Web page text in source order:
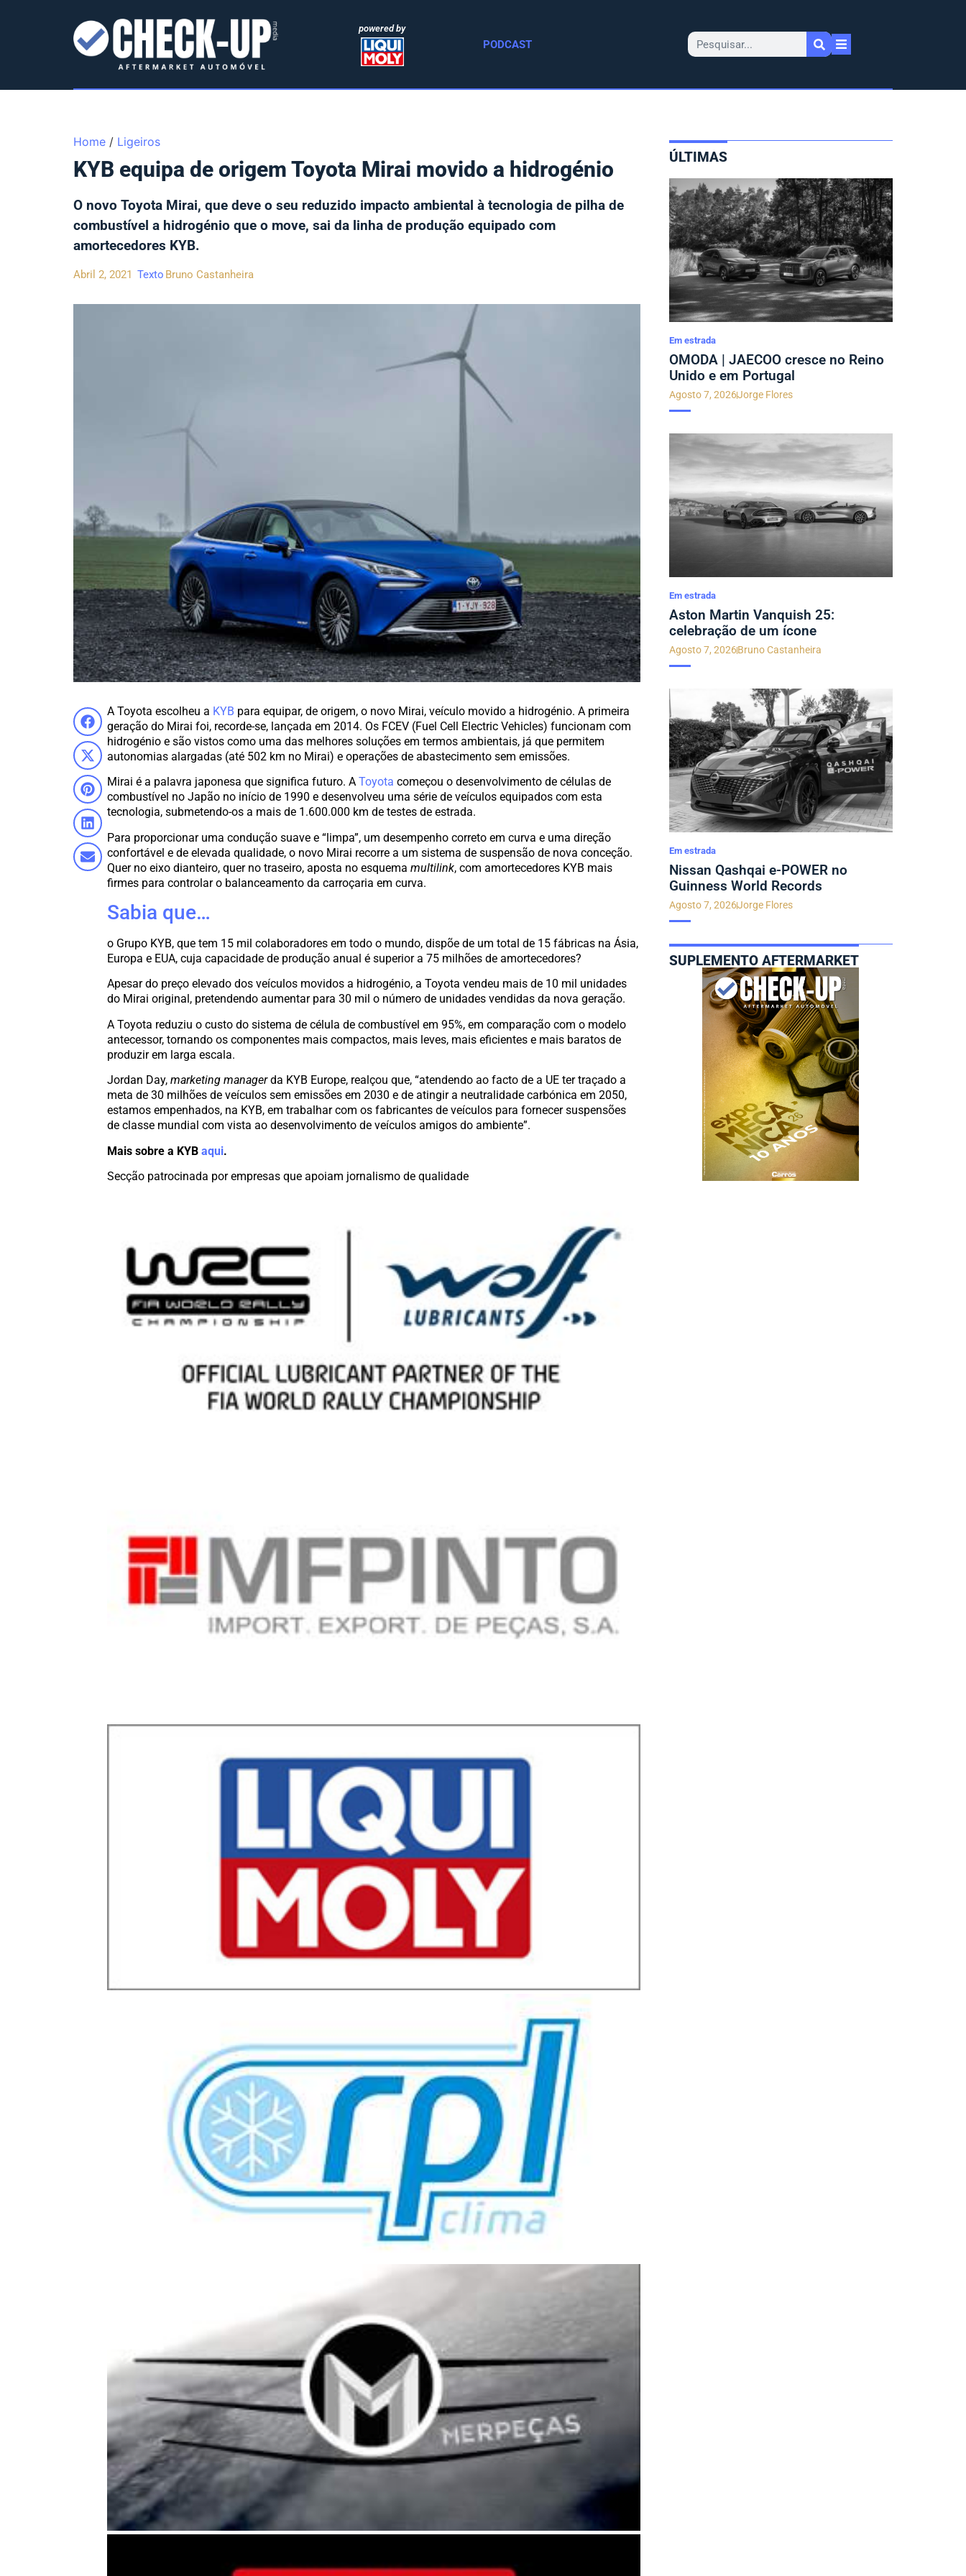
powered by
PODCAST
Home / Ligeiros
KYB equipa de origem Toyota Mirai movido a hidrogénio
O novo Toyota Mirai, que deve o seu reduzido impacto ambiental à tecnologia de pilha de
combustível a hidrogénio que o move, sai da linha de produção equipado com
amortecedores KYB.
Abril 2, 2021 Texto Bruno Castanheira
A Toyota escolheu a KYB para equipar, de origem, o novo Mirai, veículo movido a hidrogénio. A primeira
geração do Mirai foi, recorde-se, lançada em 2014. Os FCEV (Fuel Cell Electric Vehicles) funcionam com
hidrogénio e são vistos como uma das melhores soluções em termos ambientais, já que permitem
autonomias alargadas (até 502 km no Mirai) e operações de abastecimento sem emissões.
Mirai é a palavra japonesa que significa futuro. AToyota começou o desenvolvimento de células de
combustível no Japão no início de 1990 e desenvolveu uma série de veículos equipados com esta
tecnologia, submetendo-os a mais de 1.600.000 km de testes de estrada.
Para proporcionar uma condução suave e “limpa”, um desempenho correto em curva e uma direção
confortável e de elevada qualidade, o novo Mirai recorre a um sistema de suspensão de nova conceção.
Quer no eixo dianteiro, quer no traseiro, aposta no esquemamultilink, com amortecedores KYB mais
firmes para controlar o balanceamento da carroçaria em curva.
Sabia que…
o Grupo KYB, que tem 15 mil colaboradores em todo o mundo, dispõe de um total de 15 fábricas na Ásia,
Europa e EUA, cuja capacidade de produção anual é superior a 75 milhões de amortecedores?
Apesar do preço elevado dos veículos movidos a hidrogénio, a Toyota vendeu mais de 10 mil unidades
do Mirai original, pretendendo aumentar para 30 mil o número de unidades vendidas da nova geração.
A Toyota reduziu o custo do sistema de célula de combustível em 95%, em comparação com o modelo
antecessor, tornando os componentes mais compactos, mais leves, mais eficientes e mais baratos de
produzir em larga escala.
Jordan Day,marketing managerda KYB Europe, realçou que, “atendendo ao facto de a UE ter traçado a
meta de 30 milhões de veículos sem emissões em 2030 e de atingir a neutralidade carbónica em 2050,
estamos empenhados, na KYB, em trabalhar com os fabricantes de veículos para fornecer suspensões
de classe mundial com vista ao desenvolvimento de veículos amigos do ambiente”.
Mais sobre a KYBaqui.
Secção patrocinada por empresas que apoiam jornalismo de qualidade
ÚLTIMAS
Em estrada
OMODA | JAECOO cresce no Reino
Unido e em Portugal
Agosto 7, 2026Jorge Flores
Em estrada
Aston Martin Vanquish 25:
celebração de um ícone
Agosto 7, 2026Bruno Castanheira
Em estrada
Nissan Qashqai e-POWER no
Guinness World Records
Agosto 7, 2026Jorge Flores
SUPLEMENTO AFTERMARKET